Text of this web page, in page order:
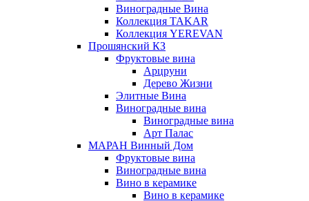
Виноградные Вина
Коллекция TAKAR
Коллекция YEREVAN
Прошянский КЗ
Фруктовые вина
Арцруни
Дерево Жизни
Элитные Вина
Виноградные вина
Виноградные вина
Арт Палас
МАРАН Винный Дом
Фруктовые вина
Виноградные вина
Вино в керамике
Вино в керамике